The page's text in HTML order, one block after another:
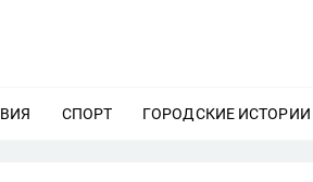
ЕЩЕ
СПОРТ ЕЩЕ
ГОРОДСКИЕ ИСТОРИИ